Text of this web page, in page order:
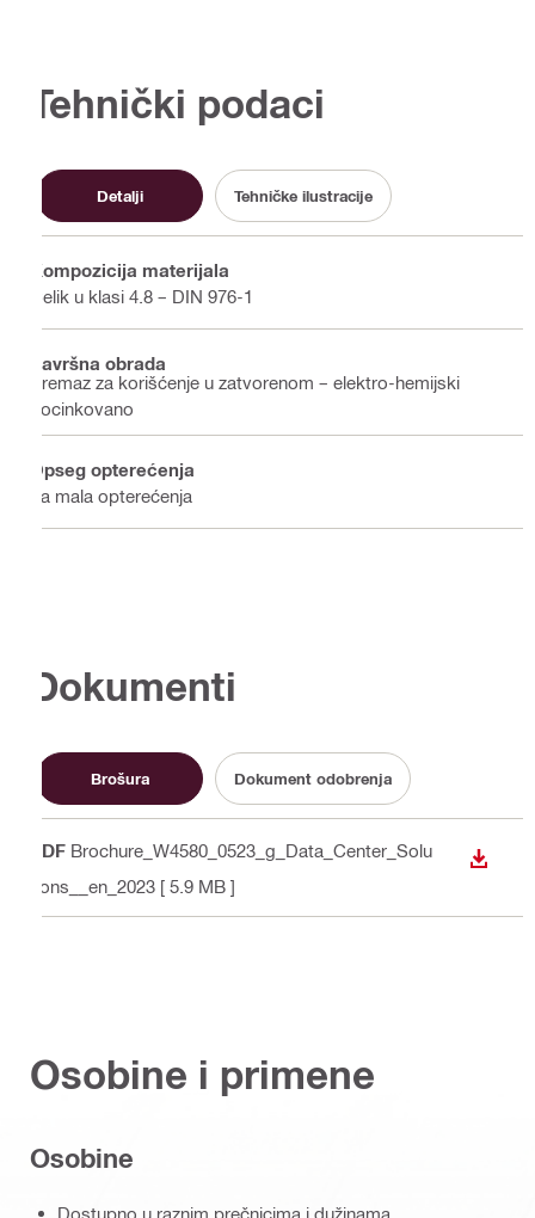
Tehnički podaci
Detalji Tehničke ilustracije
Kompozicija materijala
Čelik u klasi 4.8 – DIN 976-1
Završna obrada
Premaz za korišćenje u zatvorenom – elektro-hemijski
pocinkovano
Opseg opterećenja
Za mala opterećenja
Dokumenti
Brošura Dokument odobrenja
PDF Brochure_W4580_0523_g_Data_Center_Solu
tions__en_2023 [ 5.9 MB ]
Osobine i primene
Osobine
Dostupno u raznim prečnicima i dužinama